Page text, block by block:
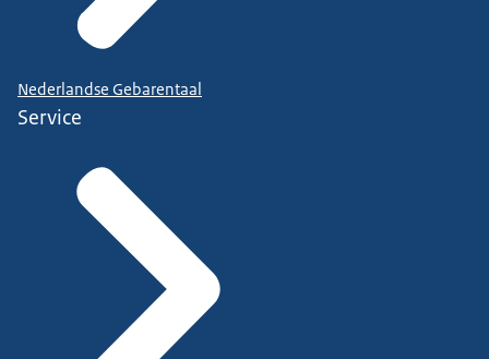
Nederlandse Gebarentaal
Service